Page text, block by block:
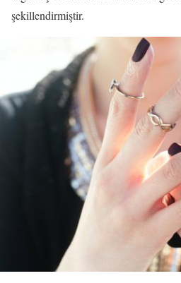
şekillendirmiştir.